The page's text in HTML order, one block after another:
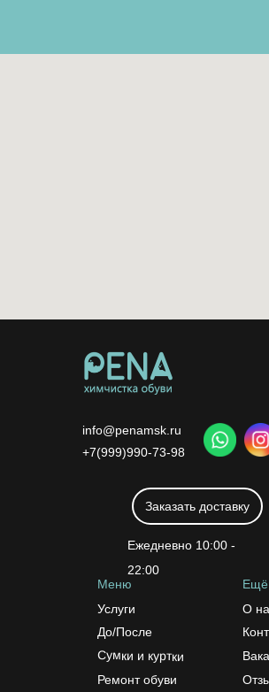
Заказать доставку
Меню
Услуги
До/После
Сумки и куртки
Ремонт обуви
О
Ещё
Ежедневно 10:00 -
22:00
info@penamsk.ru
+7(999)990-73-98